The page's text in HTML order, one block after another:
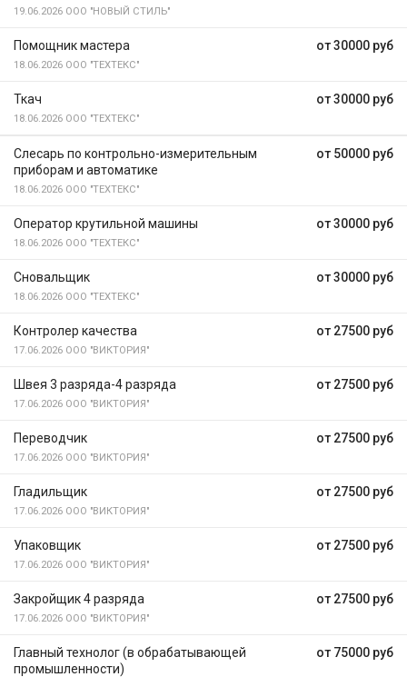
19.06.2026 ООО "НОВЫЙ СТИЛЬ"
от 30000 руб
Помощник мастера
18.06.2026 ООО "ТЕХТЕКС"
от 30000 руб
Ткач
18.06.2026 ООО "ТЕХТЕКС"
от 50000 руб
Слесарь по контрольно-измерительным
приборам и автоматике
18.06.2026 ООО "ТЕХТЕКС"
от 30000 руб
Оператор крутильной машины
18.06.2026 ООО "ТЕХТЕКС"
от 30000 руб
Сновальщик
18.06.2026 ООО "ТЕХТЕКС"
от 27500 руб
Контролер качества
17.06.2026 ООО "ВИКТОРИЯ"
от 27500 руб
Швея 3 разряда-4 разряда
17.06.2026 ООО "ВИКТОРИЯ"
от 27500 руб
Переводчик
17.06.2026 ООО "ВИКТОРИЯ"
от 27500 руб
Гладильщик
17.06.2026 ООО "ВИКТОРИЯ"
от 27500 руб
Упаковщик
17.06.2026 ООО "ВИКТОРИЯ"
от 27500 руб
Закройщик 4 разряда
17.06.2026 ООО "ВИКТОРИЯ"
от 75000 руб
Главный технолог (в обрабатывающей
промышленности)